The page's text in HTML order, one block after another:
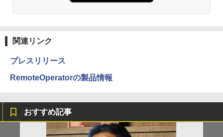
関連リンク
プレスリリース
RemoteOperatorの製品情報
おすすめ記事